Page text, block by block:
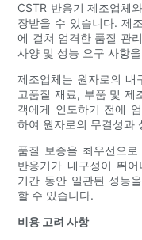
CSTR 반응기 제조업체
장받을 수 있습니다. 제
에 걸쳐 엄격한 품질 관
사양 및 성능 요구 사항
제조업체는 원자로의 내
고품질 재료, 부품 및 제
객에게 인도하기 전에
하여 원자로의 무결성과
품질 보증을 최우선으
반응기가 내구성이 뛰
기간 동안 일관된 성능
할 수 있습니다.
비용 고려 사항